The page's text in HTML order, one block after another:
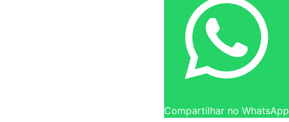
Compartilhar no WhatsApp